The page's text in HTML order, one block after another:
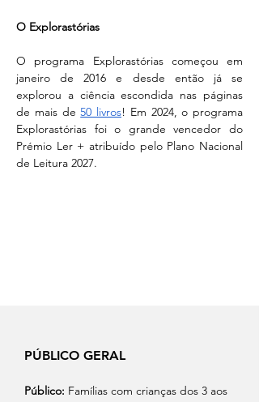
O Explorastórias
O programa Explorastórias começou em
janeiro de 2016 e desde então já se
explorou a ciência escondida nas páginas
de mais de 50 livros! Em 2024, o programa
Explorastórias foi o grande vencedor do
Prémio Ler + atribuído pelo Plano Nacional
de Leitura 2027.
PÚBLICO GERAL
Público: Famílias com crianças dos 3 aos